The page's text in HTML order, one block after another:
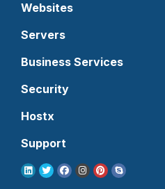
Websites
Servers
Business Services
Security
Hostx
Support